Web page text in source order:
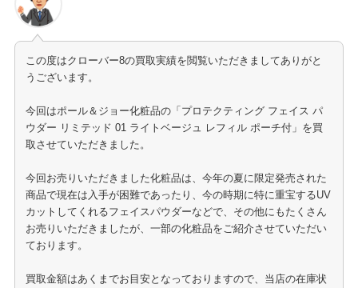
この度はクローバー8の買取実績を閲覧いただきましてありがと
うございます。
今回はポール＆ジョー化粧品の「プロテクティング フェイス パ
ウダー リミテッド 01 ライトベージュ レフィル ポーチ付」を買
取させていただきました。
今回お売りいただきました化粧品は、今年の夏に限定発売された
商品で現在は入手が困難であったり、今の時期に特に重宝するUV
カットしてくれるフェイスパウダーなどで、その他にもたくさん
お売りいただきましたが、一部の化粧品をご紹介させていただい
ております。
買取金額はあくまでお目安となっておりますので、当店の在庫状